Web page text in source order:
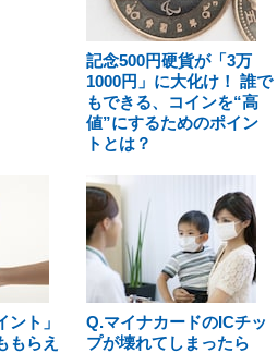
記念500円硬貨が「3万
1000円」に大化け！ 誰で
もできる、コインを“高
値”にするためのポイン
トとは？
ト」
もらえ
Q.マイナカードのICチッ
プが壊れてしまったら